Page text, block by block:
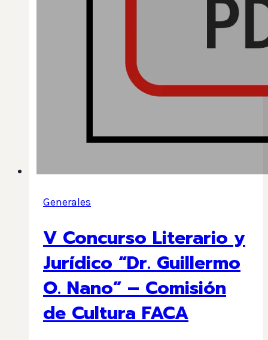
Generales
V Concurso Literario y
Jurídico “Dr. Guillermo
O. Nano” – Comisión
de Cultura FACA